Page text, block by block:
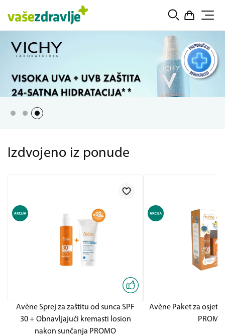
Izdvojeno iz ponude
Avène Sprej za zaštitu od sunca SPF
30 + Obnavljajući kremasti losion
nakon sunčanja PROMO
Avène Paket za
PROMO